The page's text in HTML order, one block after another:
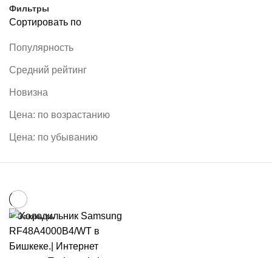
Фильтры
Сортировать по
Популярность
Средний рейтинг
Новизна
Цена: по возрастанию
Цена: по убыванию
Закрыть